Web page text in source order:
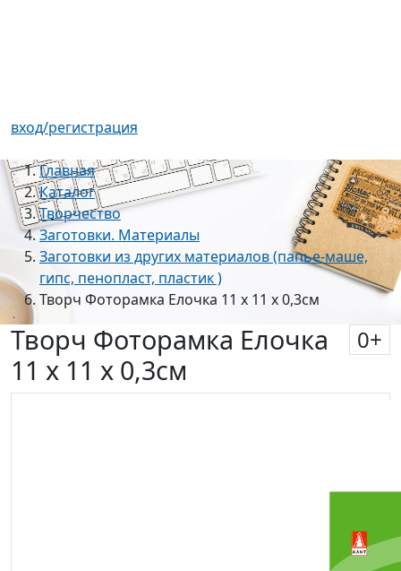
вход/регистрация
Главная
Каталог
Творчество
Заготовки. Материалы
Заготовки из других материалов (папье-маше,
гипс, пенопласт, пластик )
Творч Фоторамка Елочка 11 х 11 х 0,3см
Творч Фоторамка Елочка
11 х 11 х 0,3см
0+